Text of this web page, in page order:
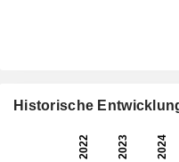
Historische